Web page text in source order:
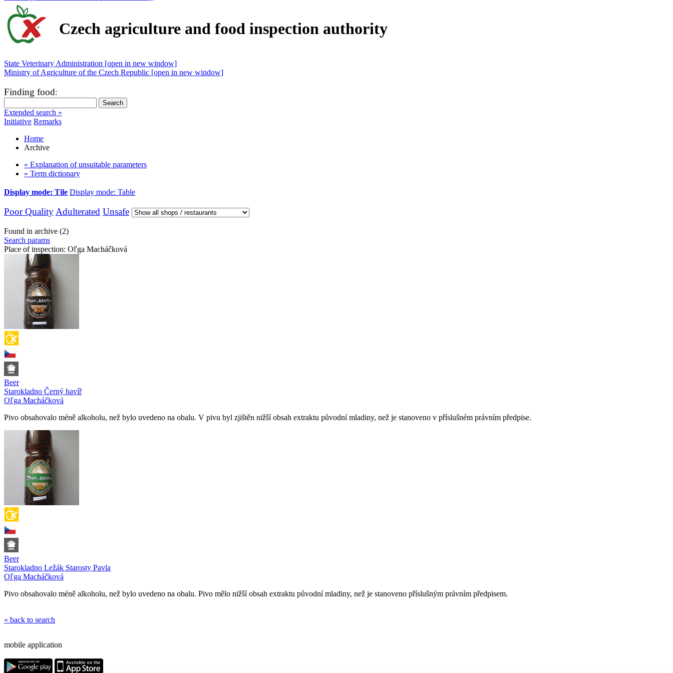
Czech agriculture and food inspection authority
State Veterinary Administration [open in new window]
Ministry of Agriculture of the Czech Republic [open in new window]
Finding food:
Extended search »
Initiative Remarks
Home
Archive
» Explanation of unsuitable parameters
» Term dictionary
Display mode: Tile Display mode: Table
Poor Quality Adulterated Unsafe
Found in archive (2)
Search params
Place of inspection: Oľga Macháčková
Beer
Starokladno Černý havíř
Oľga Macháčková
Pivo obsahovalo méně alkoholu, než bylo uvedeno na obalu. V pivu byl zjištěn nižší obsah extraktu původní mladiny, než je stanoveno v příslušném právním předpise.
Beer
Starokladno Ležák Starosty Pavla
Oľga Macháčková
Pivo obsahovalo méně alkoholu, než bylo uvedeno na obalu. Pivo mělo nižší obsah extraktu původní mladiny, než je stanoveno příslušným právním předpisem.
« back to search
mobile application